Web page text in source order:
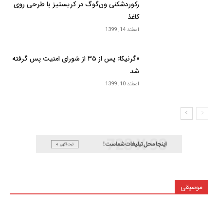
رکوردشکنی ون‌گوگ در کریستیز با طرحی روی
کاغذ
اسفند 14, 1399
«گرنیکا» پس از ۳۵ از شورای امنیت پس گرفته
شد
اسفند 10, 1399
موسیقی